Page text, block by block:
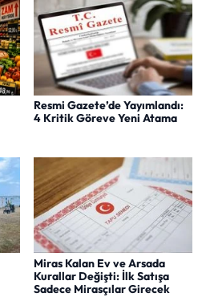
Resmi Gazete’de Yayımlandı:
4 Kritik Göreve Yeni Atama
Miras Kalan Ev ve Arsada
Kurallar Değişti: İlk Satışa
Sadece Mirasçılar Girecek